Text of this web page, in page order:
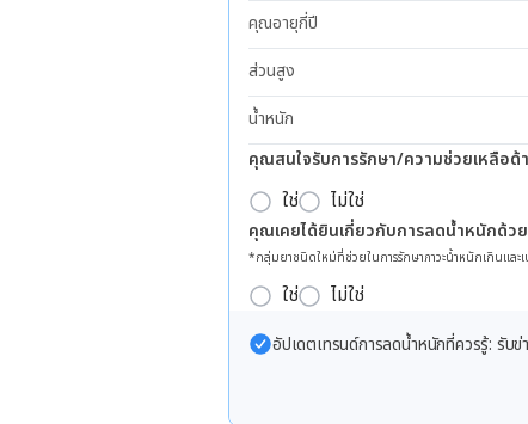
คุณอายุกี่ปี
ส่วนสูง
น้ำหนัก
คุณสนใจรับการรักษา/ความช่วยเหลือด้
ใช่ ไม่ใช่
คุณเคยได้ยินเกี่ยวกับการลดน้ำหนักด้ว
*กลุ่มยาชนิดใหม่ที่ช่วยในการรักษาภาวะน้ำหนักเกินและ
ใช่ ไม่ใช่
อัปเดตเทรนด์การลดน้ำหนักที่ควรรู้: รับ